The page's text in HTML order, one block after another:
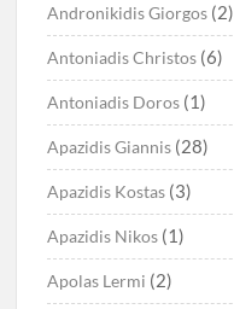
Andronikidis Giorgos (2)
Antoniadis Christos (6)
Antoniadis Doros (1)
Apazidis Giannis (28)
Apazidis Kostas (3)
Apazidis Nikos (1)
Apolas Lermi (2)